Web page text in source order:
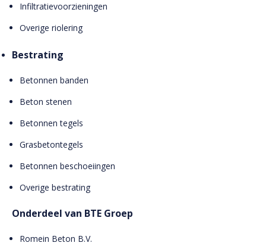
Infiltratievoorzieningen
Overige riolering
Bestrating
Betonnen banden
Beton stenen
Betonnen tegels
Grasbetontegels
Betonnen beschoeiingen
Overige bestrating
Onderdeel van BTE Groep
Romein Beton B.V.